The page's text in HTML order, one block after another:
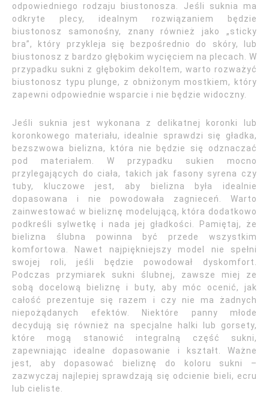
odpowiedniego rodzaju biustonosza. Jeśli suknia ma
odkryte plecy, idealnym rozwiązaniem będzie
biustonosz samonośny, znany również jako „sticky
bra”, który przykleja się bezpośrednio do skóry, lub
biustonosz z bardzo głębokim wycięciem na plecach. W
przypadku sukni z głębokim dekoltem, warto rozważyć
biustonosz typu plunge, z obniżonym mostkiem, który
zapewni odpowiednie wsparcie i nie będzie widoczny.
Jeśli suknia jest wykonana z delikatnej koronki lub
koronkowego materiału, idealnie sprawdzi się gładka,
bezszwowa bielizna, która nie będzie się odznaczać
pod materiałem. W przypadku sukien mocno
przylegających do ciała, takich jak fasony syrena czy
tuby, kluczowe jest, aby bielizna była idealnie
dopasowana i nie powodowała zagnieceń. Warto
zainwestować w bieliznę modelującą, która dodatkowo
podkreśli sylwetkę i nada jej gładkości. Pamiętaj, że
bielizna ślubna powinna być przede wszystkim
komfortowa. Nawet najpiękniejszy model nie spełni
swojej roli, jeśli będzie powodował dyskomfort.
Podczas przymiarek sukni ślubnej, zawsze miej ze
sobą docelową bieliznę i buty, aby móc ocenić, jak
całość prezentuje się razem i czy nie ma żadnych
niepożądanych efektów. Niektóre panny młode
decydują się również na specjalne halki lub gorsety,
które mogą stanowić integralną część sukni,
zapewniając idealne dopasowanie i kształt. Ważne
jest, aby dopasować bieliznę do koloru sukni –
zazwyczaj najlepiej sprawdzają się odcienie bieli, ecru
lub cieliste.